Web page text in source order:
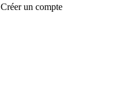
Créer un compte